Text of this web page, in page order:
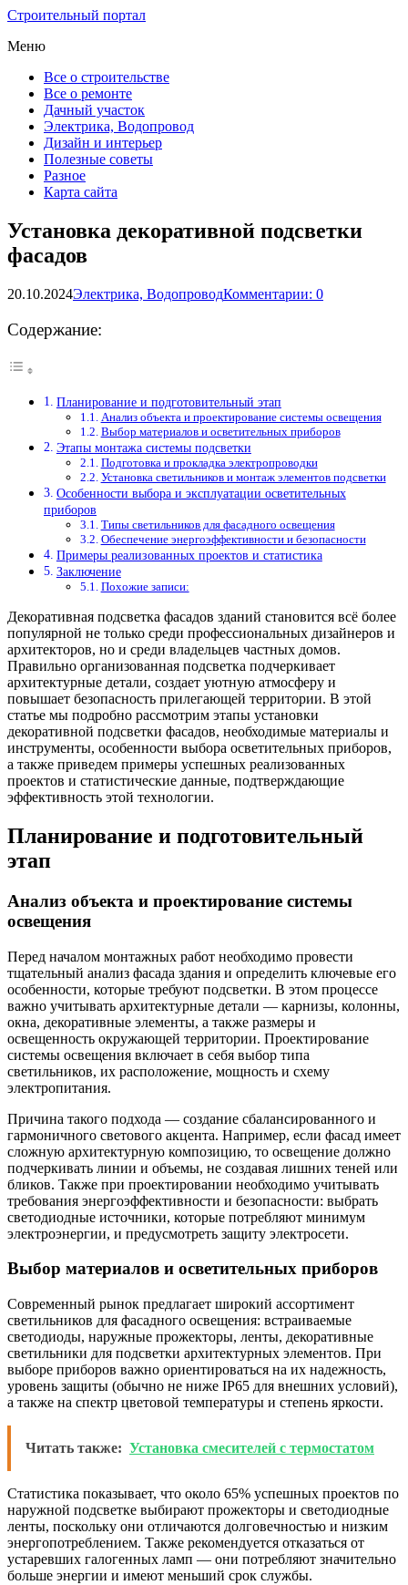
Строительный портал
Меню
Все о строительстве
Все о ремонте
Дачный участок
Электрика, Водопровод
Дизайн и интерьер
Полезные советы
Разное
Карта сайта
Установка декоративной подсветки
фасадов
20.10.2024Электрика, ВодопроводКомментарии: 0
Содержание:
Планирование и подготовительный этап
Анализ объекта и проектирование системы освещения
Выбор материалов и осветительных приборов
Этапы монтажа системы подсветки
Подготовка и прокладка электропроводки
Установка светильников и монтаж элементов подсветки
Особенности выбора и эксплуатации осветительных
приборов
Типы светильников для фасадного освещения
Обеспечение энергоэффективности и безопасности
Примеры реализованных проектов и статистика
Заключение
Похожие записи:
Декоративная подсветка фасадов зданий становится всё более
популярной не только среди профессиональных дизайнеров и
архитекторов, но и среди владельцев частных домов.
Правильно организованная подсветка подчеркивает
архитектурные детали, создает уютную атмосферу и
повышает безопасность прилегающей территории. В этой
статье мы подробно рассмотрим этапы установки
декоративной подсветки фасадов, необходимые материалы и
инструменты, особенности выбора осветительных приборов,
а также приведем примеры успешных реализованных
проектов и статистические данные, подтверждающие
эффективность этой технологии.
Планирование и подготовительный
этап
Анализ объекта и проектирование системы
освещения
Перед началом монтажных работ необходимо провести
тщательный анализ фасада здания и определить ключевые его
особенности, которые требуют подсветки. В этом процессе
важно учитывать архитектурные детали — карнизы, колонны,
окна, декоративные элементы, а также размеры и
освещенность окружающей территории. Проектирование
системы освещения включает в себя выбор типа
светильников, их расположение, мощность и схему
электропитания.
Причина такого подхода — создание сбалансированного и
гармоничного светового акцента. Например, если фасад имеет
сложную архитектурную композицию, то освещение должно
подчеркивать линии и объемы, не создавая лишних теней или
бликов. Также при проектировании необходимо учитывать
требования энергоэффективности и безопасности: выбрать
светодиодные источники, которые потребляют минимум
электроэнергии, и предусмотреть защиту электросети.
Выбор материалов и осветительных приборов
Современный рынок предлагает широкий ассортимент
светильников для фасадного освещения: встраиваемые
светодиоды, наружные прожекторы, ленты, декоративные
светильники для подсветки архитектурных элементов. При
выборе приборов важно ориентироваться на их надежность,
уровень защиты (обычно не ниже IP65 для внешних условий),
а также на спектр цветовой температуры и степень яркости.
Читать также: Установка смесителей с термостатом
Статистика показывает, что около 65% успешных проектов по
наружной подсветке выбирают прожекторы и светодиодные
ленты, поскольку они отличаются долговечностью и низким
энергопотреблением. Также рекомендуется отказаться от
устаревших галогенных ламп — они потребляют значительно
больше энергии и имеют меньший срок службы.